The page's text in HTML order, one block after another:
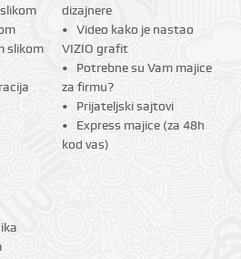
slikom
dizajnere
Video kako je nastao
VIZIO grafit
Potrebne su Vam majice
za firmu?
Prijateljski sajtovi
Express majice (za 48h
kod vas)